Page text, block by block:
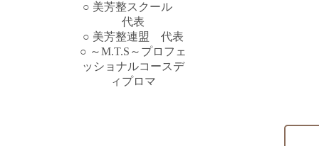
○ 美芳整スクール
代表
○ 美芳整連盟 代表
○ ～M.T.S～プロフェ
ッショナルコースデ
ィプロマ